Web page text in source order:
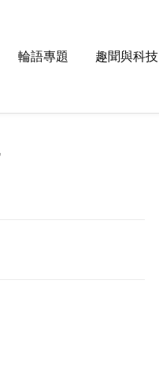
輪語專題 趣聞與科技